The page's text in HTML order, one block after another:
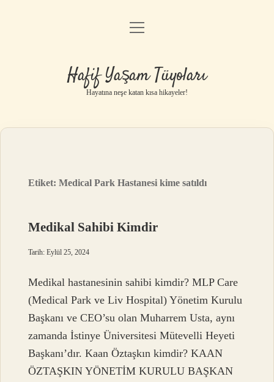
Anasayfa
Yasal Uyarı
menüyü
Hafif Yaşam Tüyoları
Hayatına neşe katan kısa hikayeler!
Etiket:Medical Park Hastanesi kime satıldı
Medikal Sahibi Kimdir
Tarih: Eylül 25, 2024
Medikal hastanesinin sahibi kimdir? MLP Care
(Medical Park ve Liv Hospital) Yönetim Kurulu
Başkanı ve CEO’su olan Muharrem Usta, aynı
zamanda İstinye Üniversitesi Mütevelli Heyeti
Başkanı’dır. Kaan Öztaşkın kimdir? KAAN
ÖZTAŞKIN YÖNETİM KURULU BAŞKAN